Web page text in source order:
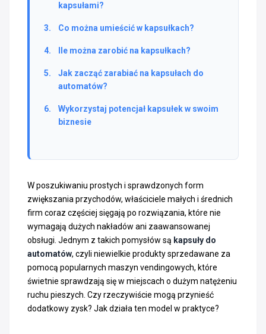
kapsułami?
Co można umieścić w kapsułkach?
Ile można zarobić na kapsułkach?
Jak zacząć zarabiać na kapsułach do
automatów?
Wykorzystaj potencjał kapsułek w swoim
biznesie
W poszukiwaniu prostych i sprawdzonych form
zwiększania przychodów, właściciele małych i średnich
firm coraz częściej sięgają po rozwiązania, które nie
wymagają dużych nakładów ani zaawansowanej
obsługi. Jednym z takich pomysłów są kapsuły do
automatów, czyli niewielkie produkty sprzedawane za
pomocą popularnych maszyn vendingowych, które
świetnie sprawdzają się w miejscach o dużym natężeniu
ruchu pieszych. Czy rzeczywiście mogą przynieść
dodatkowy zysk? Jak działa ten model w praktyce?